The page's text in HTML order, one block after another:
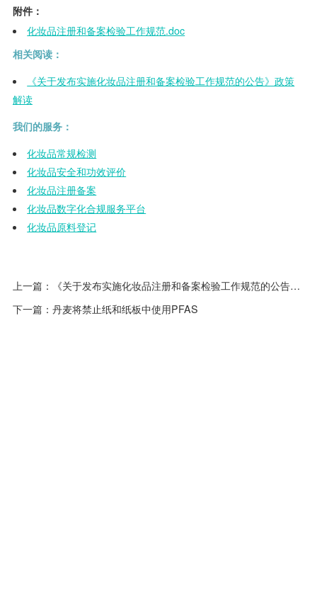
附件：
化妆品注册和备案检验工作规范.doc
相关阅读：
《关于发布实施化妆品注册和备案检验工作规范的公告》政策
解读
我们的服务：
化妆品常规检测
化妆品安全和功效评价
化妆品注册备案
化妆品数字化合规服务平台
化妆品原料登记
上一篇：
《关于发布实施化妆品注册和备案检验工作规范的公告》政策解读
下一篇： 丹麦将禁止纸和纸板中使用PFAS